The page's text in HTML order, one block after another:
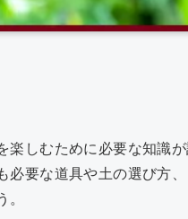
楽しむために必要な知識
必要な道具や土の選び方
。